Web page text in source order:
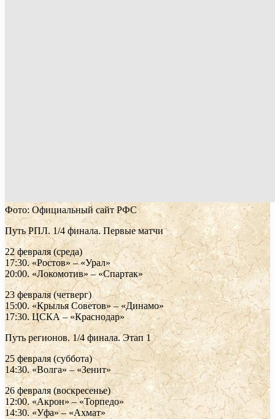
Фото: Официальный сайт РФС
Путь РПЛ. 1/4 финала. Первые матчи
22 февраля (среда)
17:30. «Ростов» – «Урал»
20:00. «Локомотив» – «Спартак»
23 февраля (четверг)
15:00. «Крылья Советов» – «Динамо»
17:30. ЦСКА – «Краснодар»
Путь регионов. 1/4 финала. Этап 1
25 февраля (суббота)
14:30. «Волга» – «Зенит»
26 февраля (воскресенье)
12:00. «Акрон» – «Торпедо»
14:30. «Уфа» – «Ахмат»